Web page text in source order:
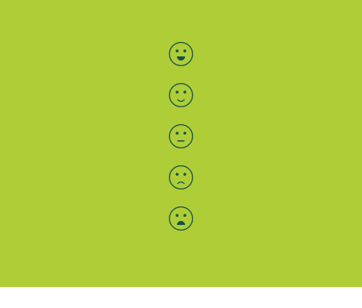
Bewertung auswählen